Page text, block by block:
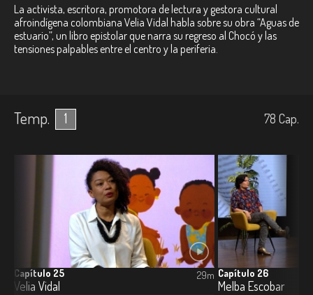
La activista, escritora, promotora de lectura y gestora cultural
afroindígena colombiana Velia Vidal habla sobre su obra “Aguas de
estuario”, un libro epistolar que narra su regreso al Chocó y las
tensiones palpables entre el centro y la periferia.
Temp. 1 78 Cap.
Capítulo 25
Velia Vidal
29m Capítulo 26
Melba Escobar